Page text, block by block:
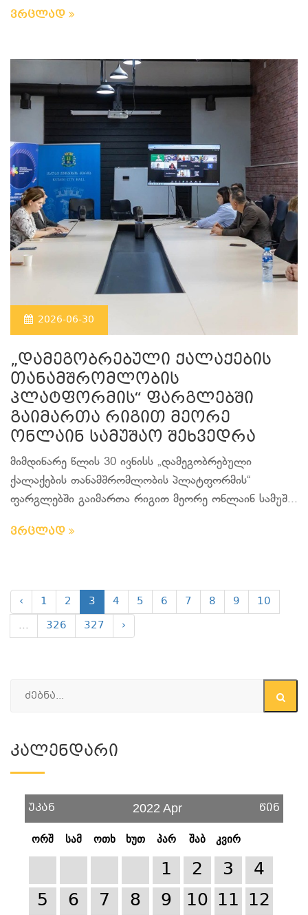
ვრცლად
2026-06-30
„დამეგობრებული ქალაქების
თანამშრომლობის
პლატფორმის“ ფარგლებში
გაიმართა რიგით მეორე
ონლაინ სამუშაო შეხვედრა
მიმდინარე წლის 30 ივნისს „დამეგობრებული
ქალაქების თანამშრომლობის პლატფორმის“
ფარგლებში გაიმართა რიგით მეორე ონლაინ სამუშ...
ვრცლად
‹ 1 2 3 4 5 6 7 8 9
10
...
326 327 ›
Კალენდარი
უკან 2022 Apr წინ
ორშ სამ ოთხ ხუთ პარ შაბ კვირ
1 2 3
4
5
6 7 8 9 10 11 12